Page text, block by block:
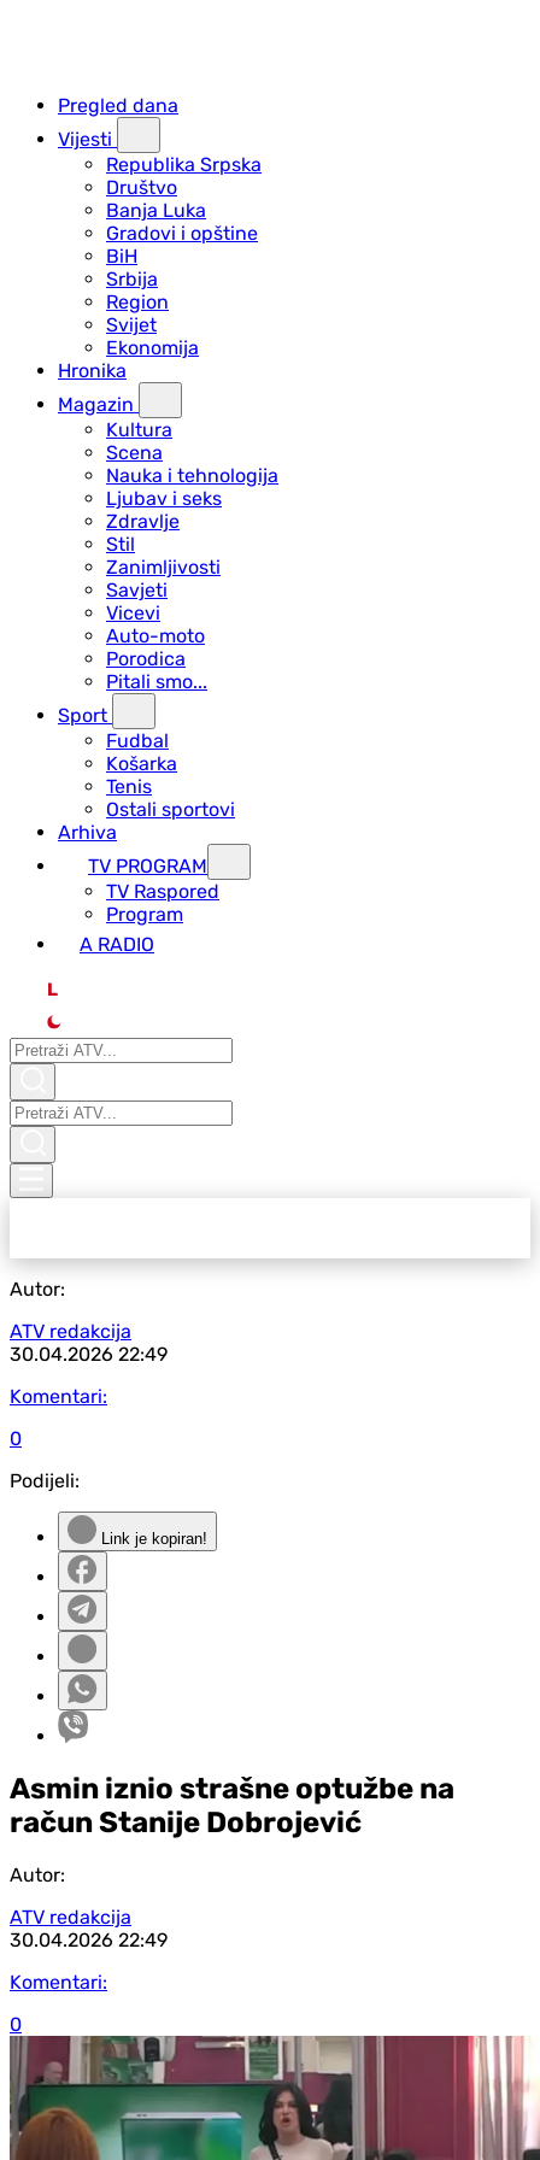
Pregled dana
Vijesti
Republika Srpska
Društvo
Banja Luka
Gradovi i opštine
BiH
Srbija
Region
Svijet
Ekonomija
Hronika
Magazin
Kultura
Scena
Nauka i tehnologija
Ljubav i seks
Zdravlje
Stil
Zanimljivosti
Savjeti
Vicevi
Auto-moto
Porodica
Pitali smo...
Sport
Fudbal
Košarka
Tenis
Ostali sportovi
Arhiva
TV PROGRAM
ТV Raspored
Program
A RADIO
L
Autor:
ATV redakcija
30.04.2026 22:49
Komentari:
0
Podijeli:
Link je kopiran!
Asmin iznio strašne optužbe na
račun Stanije Dobrojević
Autor:
ATV redakcija
30.04.2026 22:49
Komentari:
0